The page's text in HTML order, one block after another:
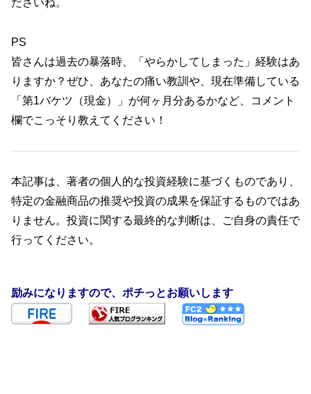
ださいね。
PS
皆さんは過去の暴落時、「やらかしてしまった」経験はあ
りますか？ぜひ、あなたの痛い教訓や、現在準備している
「第1バケツ（現金）」が何ヶ月分あるかなど、コメント
欄でこっそり教えてください！
本記事は、著者の個人的な投資経験に基づくものであり、
特定の金融商品の推奨や投資の成果を保証するものではあ
りません。投資に関する最終的な判断は、ご自身の責任で
行ってください。
励みになりますので、ポチっとお願いします